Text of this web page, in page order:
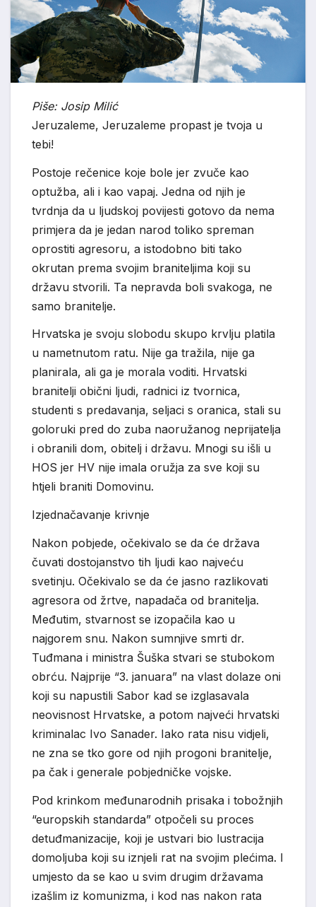
Piše: Josip Milić
Jeruzaleme, Jeruzaleme propast je tvoja u
tebi!
Postoje rečenice koje bole jer zvuče kao
optužba, ali i kao vapaj. Jedna od njih je
tvrdnja da u ljudskoj povijesti gotovo da nema
primjera da je jedan narod toliko spreman
oprostiti agresoru, a istodobno biti tako
okrutan prema svojim braniteljima koji su
državu stvorili. Ta nepravda boli svakoga, ne
samo branitelje.
Hrvatska je svoju slobodu skupo krvlju platila
u nametnutom ratu. Nije ga tražila, nije ga
planirala, ali ga je morala voditi. Hrvatski
branitelji obični ljudi, radnici iz tvornica,
studenti s predavanja, seljaci s oranica, stali su
goloruki pred do zuba naoružanog neprijatelja
i obranili dom, obitelj i državu. Mnogi su išli u
HOS jer HV nije imala oružja za sve koji su
htjeli braniti Domovinu.
Izjednačavanje krivnje
Nakon pobjede, očekivalo se da će država
čuvati dostojanstvo tih ljudi kao najveću
svetinju. Očekivalo se da će jasno razlikovati
agresora od žrtve, napadača od branitelja.
Međutim, stvarnost se izopačila kao u
najgorem snu. Nakon sumnjive smrti dr.
Tuđmana i ministra Šuška stvari se stubokom
obrću. Najprije “3. januara” na vlast dolaze oni
koji su napustili Sabor kad se izglasavala
neovisnost Hrvatske, a potom najveći hrvatski
kriminalac Ivo Sanader. Iako rata nisu vidjeli,
ne zna se tko gore od njih progoni branitelje,
pa čak i generale pobjedničke vojske.
Pod krinkom međunarodnih prisaka i tobožnjih
“europskih standarda” otpočeli su proces
detuđmanizacije, koji je ustvari bio lustracija
domoljuba koji su iznjeli rat na svojim plećima. I
umjesto da se kao u svim drugim državama
izašlim iz komunizma, i kod nas nakon rata